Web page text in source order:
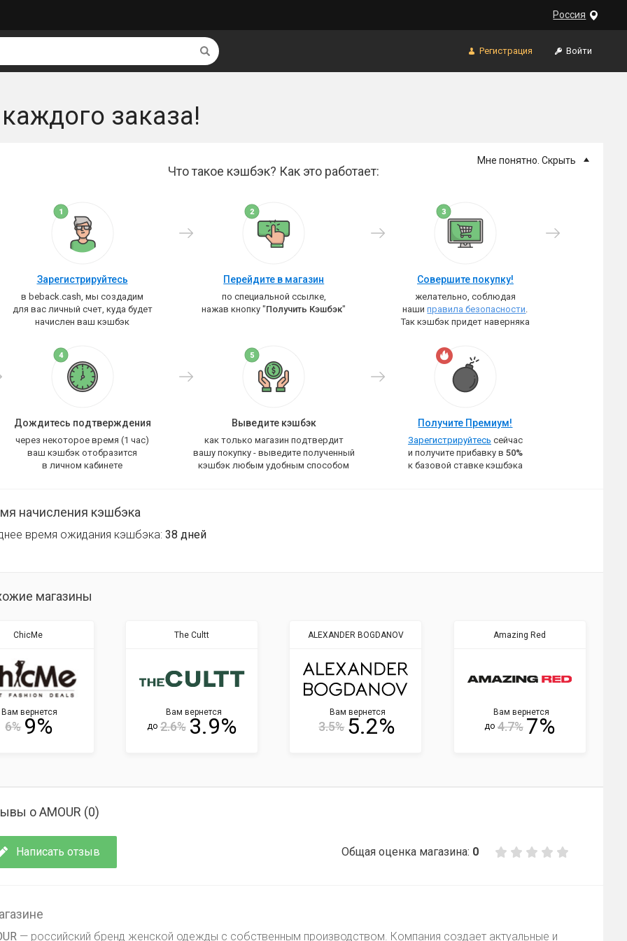
Россия
Найти
Регистрация Войти
заказа!
Мне понятно. Скрыть
Что такое кэшбэк? Как это работает:
Зарегистрируйтесь
в beback.cash, мы создадим
для вас личный счет, куда будет
начислен ваш кэшбэк
Перейдите в магазин
по специальной ссылке,
нажав кнопку "Получить Кэшбэк"
Совершите покупку!
желательно, соблюдая
нашиправила безопасности.
Так кэшбэк придет наверняка
Дождитесь подтверждения
через некоторое время (1 час)
ваш кэшбэк отобразится
в личном кабинете
Выведите кэшбэк
как только магазин подтвердит
вашу покупку - выведите полученный
кэшбэк любым удобным способом
Получите Премиум!
Зарегистрируйтесь сейчас
и получите прибавку в 50%
к базовой ставке кэшбэка
начисления кэшбэка
время ожидания кэшбэка: 38 дней
магазины
ChicMe
Вам вернется
6% 9%
The Cultt
Вам вернется
до 2.6% 3.9%
ALEXANDER BOGDANOV
Вам вернется
3.5% 5.2%
Amazing Red
Вам вернется
до 4.7% 7%
о AMOUR (0)
Написать отзыв Общая оценка магазина: 0
— российский бренд женской одежды с собственным производством. Компания создает актуальные и